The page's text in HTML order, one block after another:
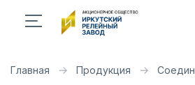
Главная Продукция